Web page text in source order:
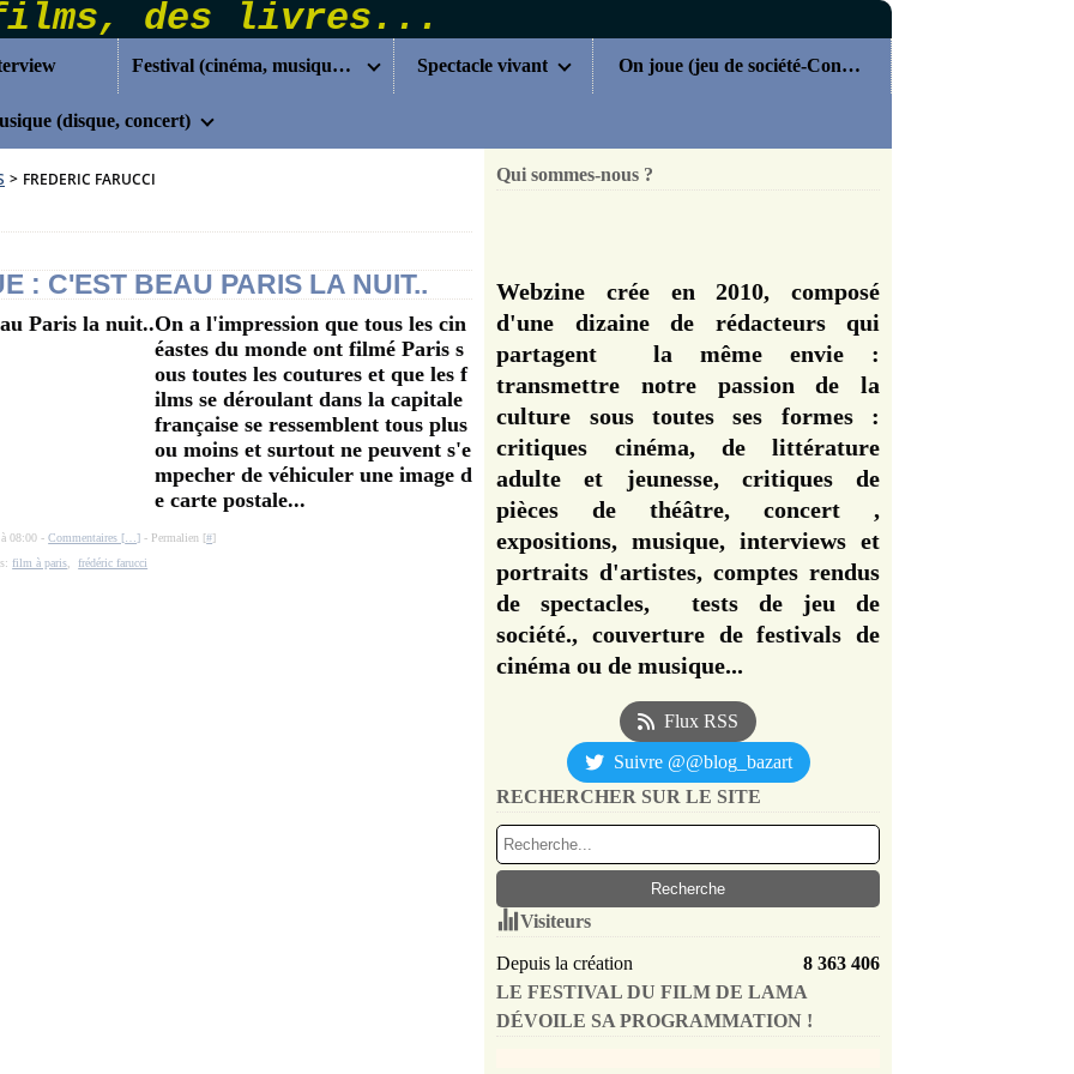
Festival (cinéma, musique...) Spectacle vivant On joue (jeu de société-Concours)
(disque, concert)
> FREDERIC FARUCCI
: C'EST BEAU PARIS LA NUIT..
On a l'impression que tous les cin
éastes du monde ont filmé Paris s
ous toutes les coutures et que les f
ilms se déroulant dans la capitale
française se ressemblent tous plus
ou moins et surtout ne peuvent s'e
mpecher de véhiculer une image d
e carte postale...
à 08:00 -Commentaires [ …] - Permalien [#]
film à paris frédéric farucci
Qui sommes-nous ?
Webzine crée en 2010, composé
d'une dizaine de rédacteurs qui
partagent la même envie :
transmettre notre passion de la
culture sous toutes ses formes :
critiques cinéma, de littérature
adulte et jeunesse, critiques de
pièces de théâtre, concert ,
expositions, musique, interviews et
portraits d'artistes, comptes rendus
de spectacles, tests de jeu de
société., couverture de festivals de
cinéma ou de musique...
Flux RSS
Suivre @@blog_bazart
RECHERCHER SUR LE SITE
Visiteurs
Depuis la création
8 363 406
LE FESTIVAL DU FILM DE LAMA
DÉVOILE SA PROGRAMMATION !